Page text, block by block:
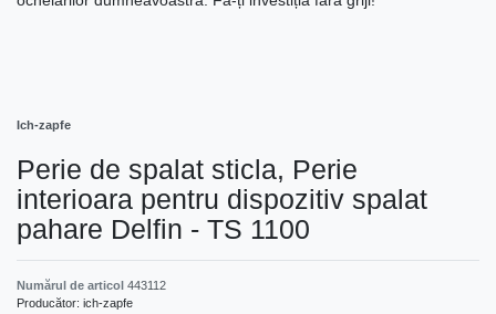
Ich-zapfe
Perie de spalat sticla, Perie
interioara pentru dispozitiv spalat
pahare Delfin - TS 1100
Numărul de articol 443112
Producător: ich-zapfe